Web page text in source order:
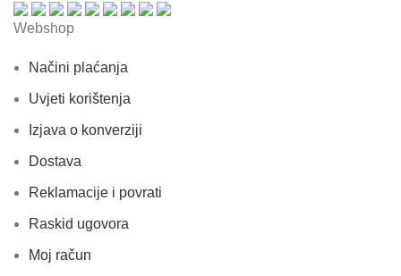
Webshop
Načini plaćanja
Uvjeti korištenja
Izjava o konverziji
Dostava
Reklamacije i povrati
Raskid ugovora
Moj račun